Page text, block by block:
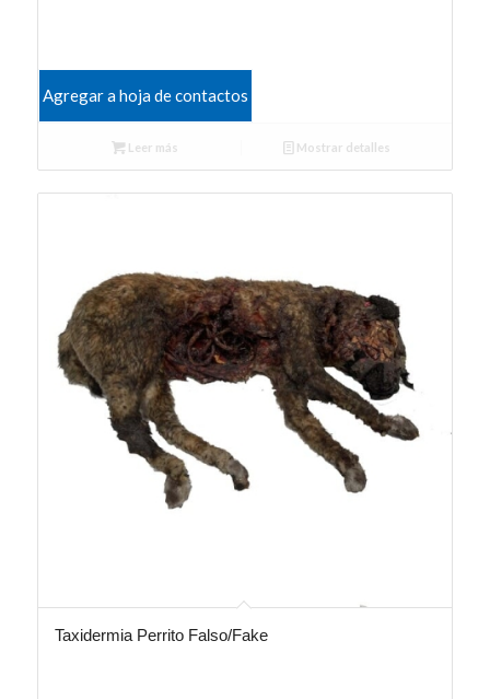
Agregar a hoja de contactos
Leer más Mostrar detalles
Taxidermia Perrito Falso/Fake